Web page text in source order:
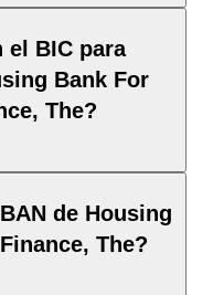
Jordania identifica
1.
la validación
están definidas por el
el BIC para
Bank For
The?
SEPA, el IBAN es
de Housing
The?